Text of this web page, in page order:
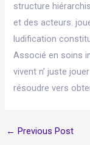
structure
et des acteurs.
ludification
Associé en soins
vivent n’ juste
résoudre vers
← Previous Post